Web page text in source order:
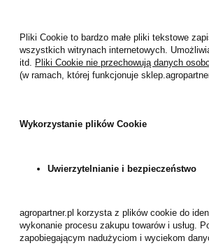
Pliki Cookie to bardzo małe pliki tekstowe
wszystkich witrynach internetowych.
itd.
Pliki Cookie nie przechowują danych
(w ramach, której funkcjonuje
Wykorzystanie plików Cookie
Uwierzytelnianie i bezpieczeństwo
agropartner.pl korzysta z plików cookie do
wykonanie procesu zakupu towarów i usług.
zapobiegającym nadużyciom i wyciekom